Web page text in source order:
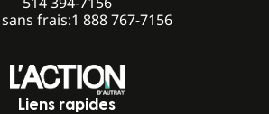
frais:1 888 767-7156
Liens rapides